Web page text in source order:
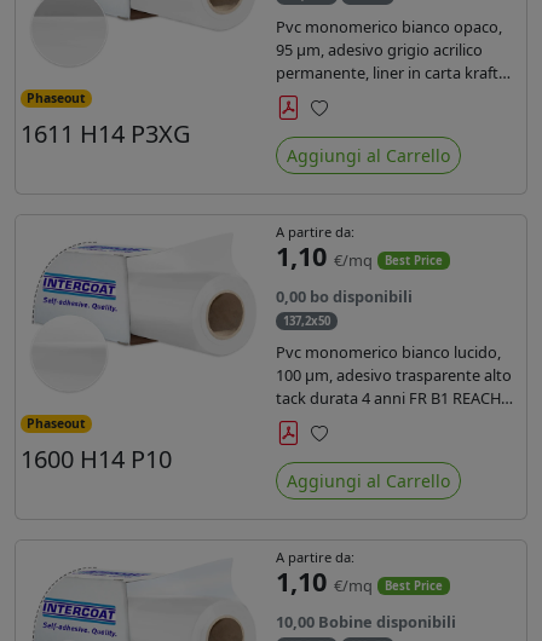
Phaseout
1611 H14 P3XG
Pvc monomerico bianco opaco,
95 µm, adesivo grigio acrilico
permanente, liner in carta kraft
siliconata 135gr/mq. Durata 3
anni, certificato FR B1, conforme
al REACH, stampa con ink
solvente, ecosolvente, uv e latex (
Preferiti
Aggiungi al Carrello
Phaseout
1600 H14 P10
A partire da:
1,10 €/mq Best Price
0,00 bo disponibili
137,2x50
Pvc monomerico bianco lucido,
100 µm, adesivo trasparente alto
tack durata 4 anni FR B1 REACH
per stampa solvente ecosolvente
uv latex, Liner in carta KRAFT
monosiliconata 135gr. brand
Intercoat.
Preferiti
Aggiungi al Carrello
A partire da:
1,10 €/mq Best Price
10,00 Bobine disponibili